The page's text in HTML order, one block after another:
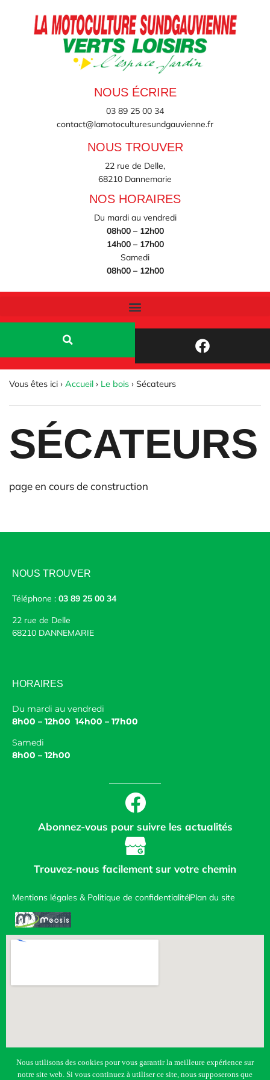
NOUS ÉCRIRE
03 89 25 00 34
contact@lamotoculturesundgauvienne.fr
NOUS TROUVER
22 rue de Delle,
68210 Dannemarie
NOS HORAIRES
Du mardi au vendredi
08h00 – 12h00
14h00 – 17h00
Samedi
08h00 – 12h00
Vous êtes ici › Accueil › Le bois › Sécateurs
SÉCATEURS
page en cours de construction
NOUS TROUVER
Téléphone : 03 89 25 00 34
22 rue de Delle
68210 DANNEMARIE
HORAIRES
Du mardi au vendredi
8h00 – 12h00 14h00 – 17h00
Samedi
8h00 – 12h00
Abonnez-vous pour suivre les actualités
Trouvez-nous facilement sur votre chemin
Mentions légales & Politique de confidentialitéPlan du site
Nous utilisons des cookies pour vous garantir la meilleure expérience sur
notre site web. Si vous continuez à utiliser ce site, nous supposerons que